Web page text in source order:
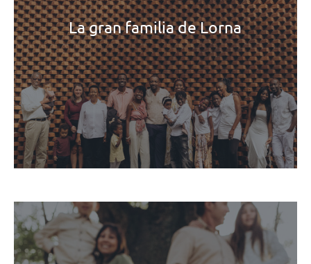
La gran familia de Lorna